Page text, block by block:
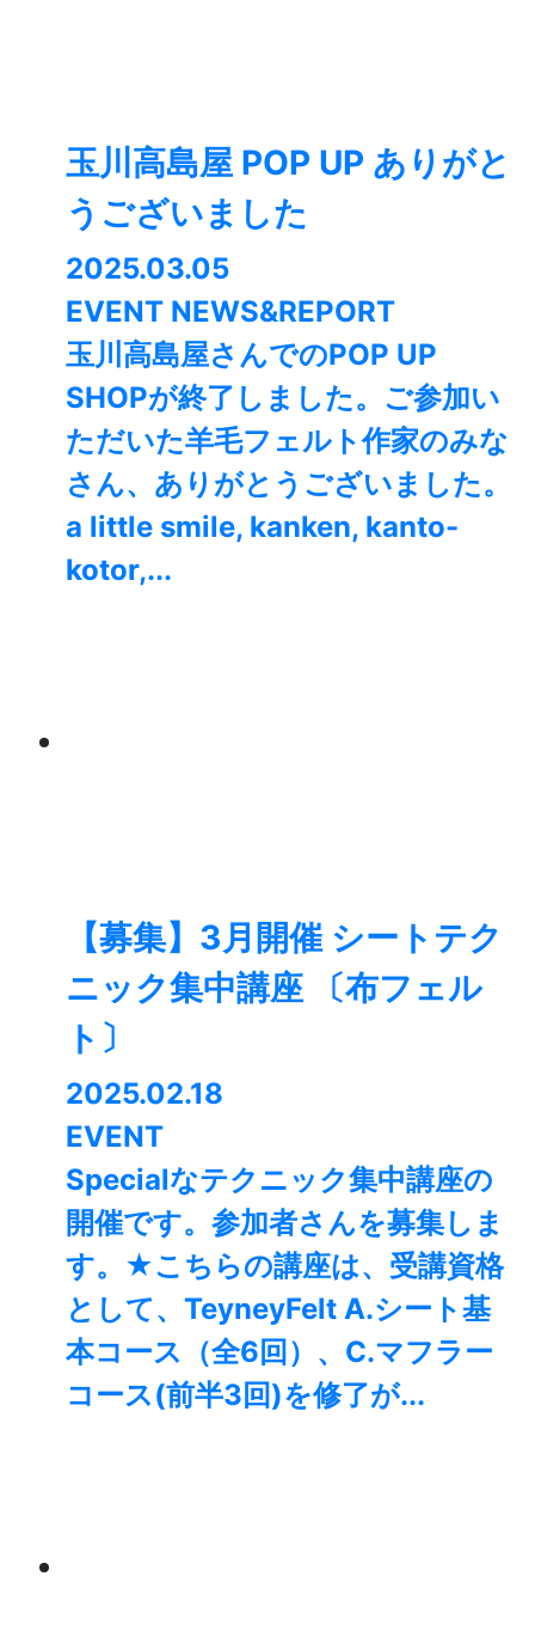
玉川高島屋 POP UP ありがと
うございました
2025.03.05
EVENT NEWS&REPORT
玉川高島屋さんでのPOP UP
SHOPが終了しました。⁡ご参加い
ただいた羊毛フェルト作家のみな
さん、ありがとうございました。
a little smile, kanken, kanto-
kotor,...
【募集】3月開催 シートテク
ニック集中講座 〔布フェル
ト〕
2025.02.18
EVENT
Specialなテクニック集中講座の
開催です。参加者さんを募集しま
す。★こちらの講座は、受講資格
として、TeyneyFelt A.シート基
本コース（全6回）、C.マフラー
コース(前半3回)を修了が...